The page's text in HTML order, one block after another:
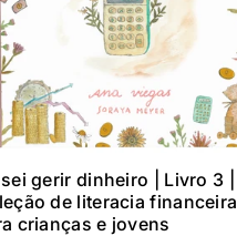
Adicionar Ao Carrinho
gerir dinheiro | Livro 3 |
de literacia financeira
crianças e jovens